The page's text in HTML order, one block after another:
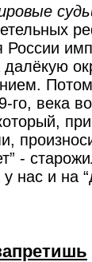
России
го, века
-
нас и на